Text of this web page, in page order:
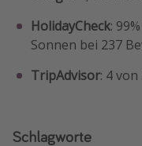
HolidayCheck:
Sonnen bei 237
TripAdvisor: 4
Schlagworte